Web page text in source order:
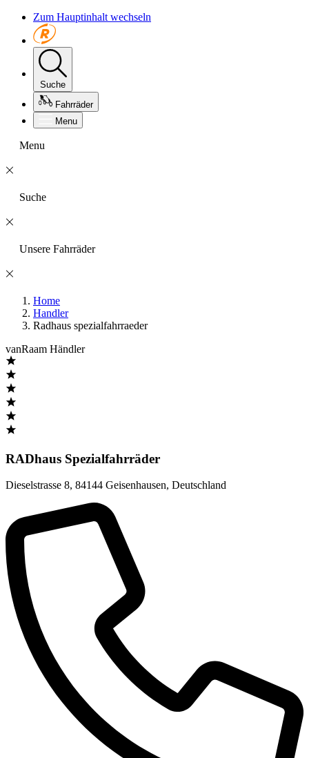
Zum Hauptinhalt wechseln
Suche
Fahrräder
Menu
Menu
Suche
Unsere Fahrräder
Home
Handler
Radhaus spezialfahrraeder
vanRaam Händler
RADhaus Spezialfahrräder
Dieselstrasse 8, 84144 Geisenhausen, Deutschland